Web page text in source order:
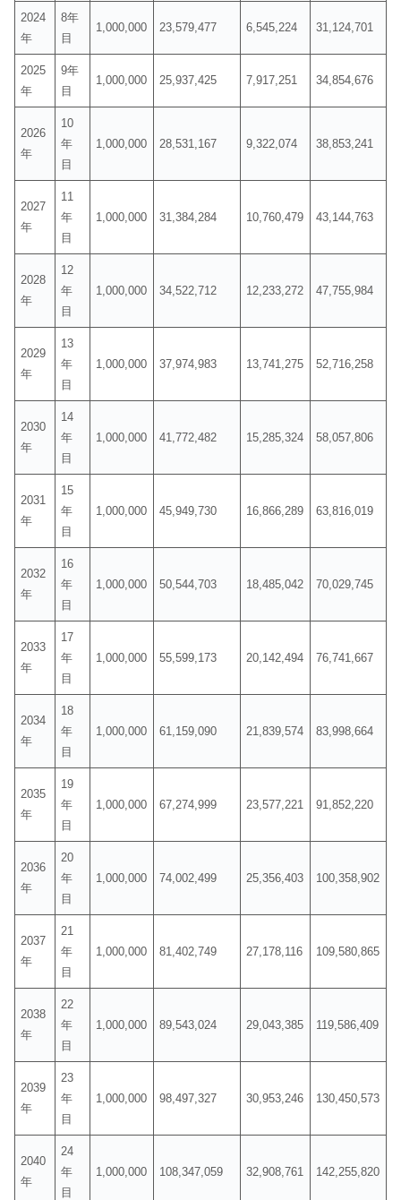
2024
年
8年
目
1,000,000 23,579,477 6,545,224 31,124,701
2025
年
9年
目
1,000,000 25,937,425 7,917,251 34,854,676
2026
年
10
年
目
1,000,000 28,531,167 9,322,074 38,853,241
2027
年
11
年
目
1,000,000 31,384,284 10,760,479 43,144,763
2028
年
12
年
目
1,000,000 34,522,712 12,233,272 47,755,984
2029
年
13
年
目
1,000,000 37,974,983 13,741,275 52,716,258
2030
年
14
年
目
1,000,000 41,772,482 15,285,324 58,057,806
2031
年
15
年
目
1,000,000 45,949,730 16,866,289 63,816,019
2032
年
16
年
目
1,000,000 50,544,703 18,485,042 70,029,745
2033
年
17
年
目
1,000,000 55,599,173 20,142,494 76,741,667
2034
年
18
年
目
1,000,000 61,159,090 21,839,574 83,998,664
2035
年
19
年
目
1,000,000 67,274,999 23,577,221 91,852,220
2036
年
20
年
目
1,000,000 74,002,499 25,356,403 100,358,902
2037
年
21
年
目
1,000,000 81,402,749 27,178,116 109,580,865
2038
年
22
年
目
1,000,000 89,543,024 29,043,385 119,586,409
2039
年
23
年
目
1,000,000 98,497,327 30,953,246 130,450,573
2040
年
24
年
目
1,000,000 108,347,059 32,908,761 142,255,820